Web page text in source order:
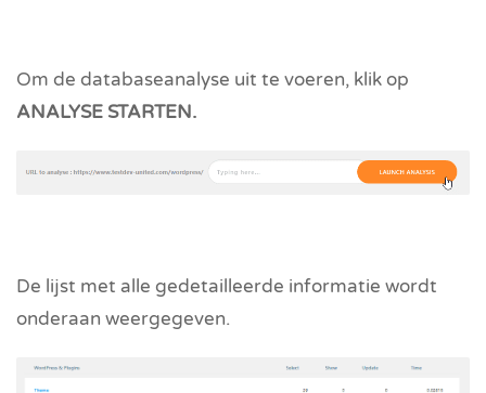
Om de databaseanalyse uit te voeren, klik op
ANALYSE STARTEN.
De lijst met alle gedetailleerde informatie wordt
onderaan weergegeven.